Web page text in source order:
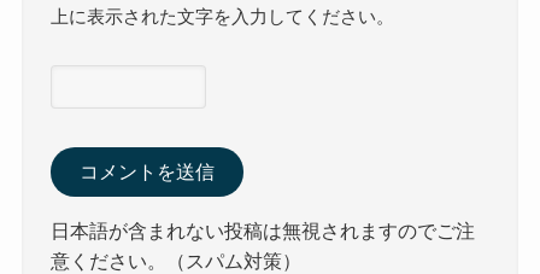
上に表示された文字を入力してください。
日本語が含まれない投稿は無視されますのでご注
意ください。（スパム対策）